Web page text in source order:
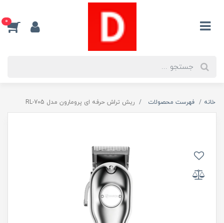
0
خانه فهرست محصولات ریش تراش حرفه ای پرومارون مدل RL-705